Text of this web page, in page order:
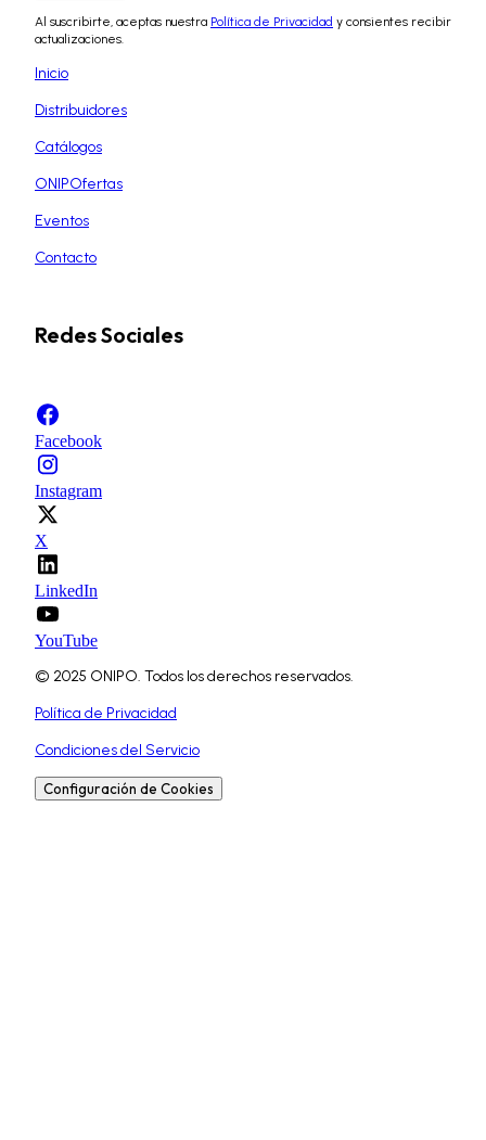
Al suscribirte, aceptas nuestra Política de Privacidad y consientes recibir
actualizaciones.
Inicio
Distribuidores
Catálogos
ONIPOfertas
Eventos
Contacto
Redes Sociales
Facebook
Instagram
X
LinkedIn
YouTube
© 2025 ONIPO. Todos los derechos reservados.
Política de Privacidad
Condiciones del Servicio
Configuración de Cookies